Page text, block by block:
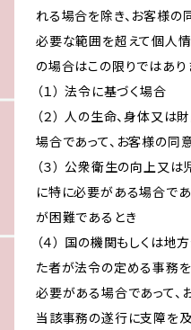
れる場合を除き、お客様の
必要な範囲を超えて個人情
の場合はこの限りではあり
（１） 法令に基づく場合
（２） 人の生命、身体又
場合であって、お客様の同
（３） 公衆衛生の向上又
に特に必要がある場合で
が困難であるとき
（４） 国の機関もしくは
た者が法令の定める事務
必要がある場合であって、
当該事務の遂行に支障を